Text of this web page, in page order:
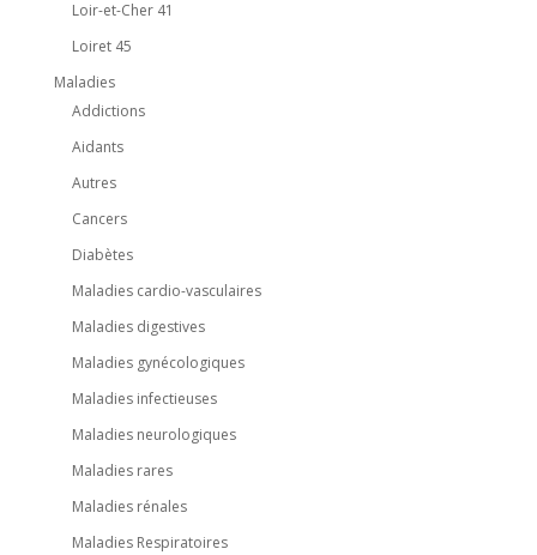
Loir-et-Cher 41
Loiret 45
Maladies
Addictions
Aidants
Autres
Cancers
Diabètes
Maladies cardio-vasculaires
Maladies digestives
Maladies gynécologiques
Maladies infectieuses
Maladies neurologiques
Maladies rares
Maladies rénales
Maladies Respiratoires